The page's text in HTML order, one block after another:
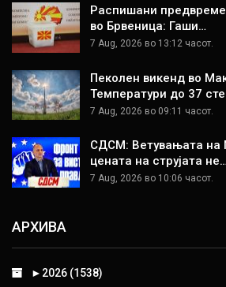
Распишани
во Брвеница: Гаши…
7 Aug, 2026 во 13:12 часот.
Пеколен викенд во
Температури до 37
7 Aug, 2026 во 09:11 часот.
СДСМ: Ветувањата на
цената на струјата
7 Aug, 2026 во 10:06 часот.
АРХИВА
► 2026 (1538)